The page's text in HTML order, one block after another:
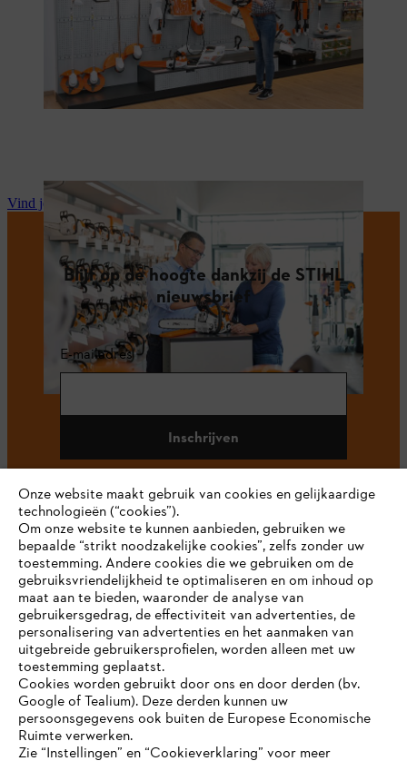
Vind je STIHL dealer
Blijf op de hoogte dankzij de STIHL
nieuwsbrief
E-mailadres
Inschrijven
#STIHL
Bedrijf
STIHL FAQ
Onze website maakt gebruik van cookies en gelijkaardige
technologieën (“cookies”).
Om onze website te kunnen aanbieden, gebruiken we
bepaalde “strikt noodzakelijke cookies”, zelfs zonder uw
toestemming. Andere cookies die we gebruiken om de
gebruiksvriendelijkheid te optimaliseren en om inhoud op
maat aan te bieden, waaronder de analyse van
gebruikersgedrag, de effectiviteit van advertenties, de
personalisering van advertenties en het aanmaken van
uitgebreide gebruikersprofielen, worden alleen met uw
toestemming geplaatst.
Cookies worden gebruikt door ons en door derden (bv.
Google of Tealium). Deze derden kunnen uw
persoonsgegevens ook buiten de Europese Economische
Ruimte verwerken.
Zie “Instellingen” en “Cookieverklaring” voor meer